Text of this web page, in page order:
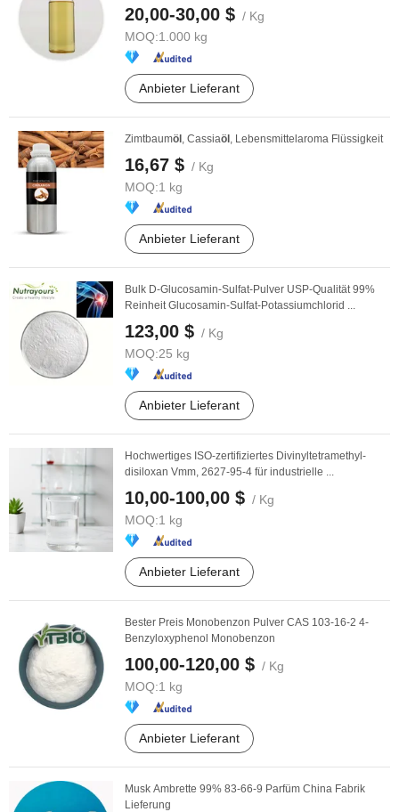
20,00-30,00 $ / Kg
MOQ:1.000 kg
Anbieter Lieferant
Zimtbaumöl , Cassiaöl , Lebensmittelaroma Flüssigkeit
16,67 $ / Kg
MOQ:1 kg
Anbieter Lieferant
Bulk D-Glucosamin-Sulfat-Pulver USP-Qualität 99%
Reinheit Glucosamin-Sulfat-Potassiumchlorid ...
123,00 $ / Kg
MOQ:25 kg
Anbieter Lieferant
Hochwertiges ISO-zertifiziertes Divinyltetramethyl-
disiloxan Vmm, 2627-95-4 für industrielle ...
10,00-100,00 $ / Kg
MOQ:1 kg
Anbieter Lieferant
Bester Preis Monobenzon Pulver CAS 103-16-2 4-
Benzyloxyphenol Monobenzon
100,00-120,00 $ / Kg
MOQ:1 kg
Anbieter Lieferant
Musk Ambrette 99% 83-66-9 Parfüm China Fabrik
Lieferung